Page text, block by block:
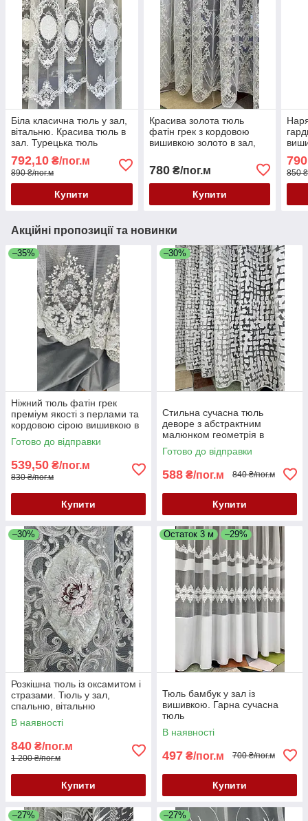
Біла класична тюль у зал,
вітальню. Красива тюль в
зал. Турецька тюль
792,10 ₴/пог.м
890 ₴/пог.м
Купити
Красива золота тюль
фатін грек з кордовою
вишивкою золото в зал,
780₴/пог.м
Купити
850
Акційні пропозиції та новинки
–35%
Ніжний тюль фатін грек
преміум якості з перлами та
кордовою сірою вишивкою в
спальню, зал або вітальню.
Останній метраж 2.7 м
Готово до відправки
539,50 ₴/пог.м
830 ₴/пог.м
Купити
–30%
Стильна сучасна тюль
деворе з абстрактним
малюнком геометрія в
молочному кольорі
Готово до відправки
588 ₴/пог.м 840 ₴/пог.м
Купити
–30%
Розкішна тюль із оксамитом і
стразами. Тюль у зал,
спальню, вітальню
В наявності
840 ₴/пог.м
1 200 ₴/пог.м
Купити
Остаток 3 м –29%
Тюль бамбук у зал із
вишивкою. Гарна сучасна
тюль
В наявності
497 ₴/пог.м 700 ₴/пог.м
Купити
–27% –27%